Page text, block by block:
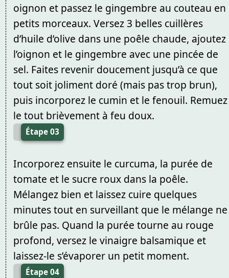
oignon et passez le gingembre au couteau en
petits morceaux. Versez 3 belles cuillères
d’huile d’olive dans une poêle chaude, ajoutez
l’oignon et le gingembre avec une pincée de
sel. Faites revenir doucement jusqu’à ce que
tout soit joliment doré (mais pas trop brun),
puis incorporez le cumin et le fenouil. Remuez
le tout brièvement à feu doux.
Étape 03
Incorporez ensuite le curcuma, la purée de
tomate et le sucre roux dans la poêle.
Mélangez bien et laissez cuire quelques
minutes tout en surveillant que le mélange ne
brûle pas. Quand la purée tourne au rouge
profond, versez le vinaigre balsamique et
laissez-le s’évaporer un petit moment.
Étape 04